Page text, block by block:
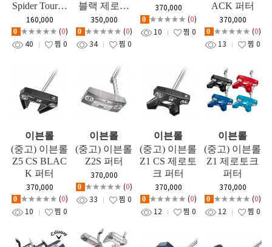
Spider Tour X
L-넥 퍼터
160,000
0 ★★★★★ (0)
40
찜 0
블랙 제로토
크 퍼터
350,000
0 ★★★★★ (0)
34
찜 0
370,000
0 ★★★★★ (0)
10
찜 0
ACK 퍼터
370,000
0 ★★★★★ (0)
13
찜 0
이븐롤
(중고) 이븐롤
Z5 CS BLAC
K 퍼터
370,000
0 ★★★★★ (0)
10
찜 0
이븐롤
(중고) 이븐롤
Z2S 퍼터
370,000
0 ★★★★★ (0)
33
찜 0
이븐롤
(중고) 이븐롤
Z1 CS 제로토
크 퍼터
370,000
0 ★★★★★ (0)
12
찜 0
이븐롤
(중고) 이븐롤
Z1 제로토크
퍼터
370,000
0 ★★★★★ (0)
12
찜 0